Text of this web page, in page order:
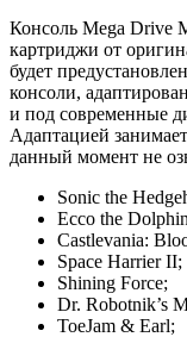
Консоль Mega Drive
картриджи от
будет
консоли,
и под современные
Адаптацией
данный момент не
Sonic the
Ecco the
Castlevania:
Space Harrier II;
Shining Force;
Dr. Robotnik’s
ToeJam & Earl;